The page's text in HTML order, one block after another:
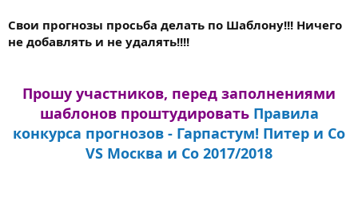
Свои прогнозы просьба делать по Шаблону!!! Ничего
не добавлять и не удалять!!!!
Прошу участников, перед заполнениями
шаблонов проштудировать Правила
конкурса прогнозов - Гарпастум! Питер и Со
VS Москва и Со 2017/2018